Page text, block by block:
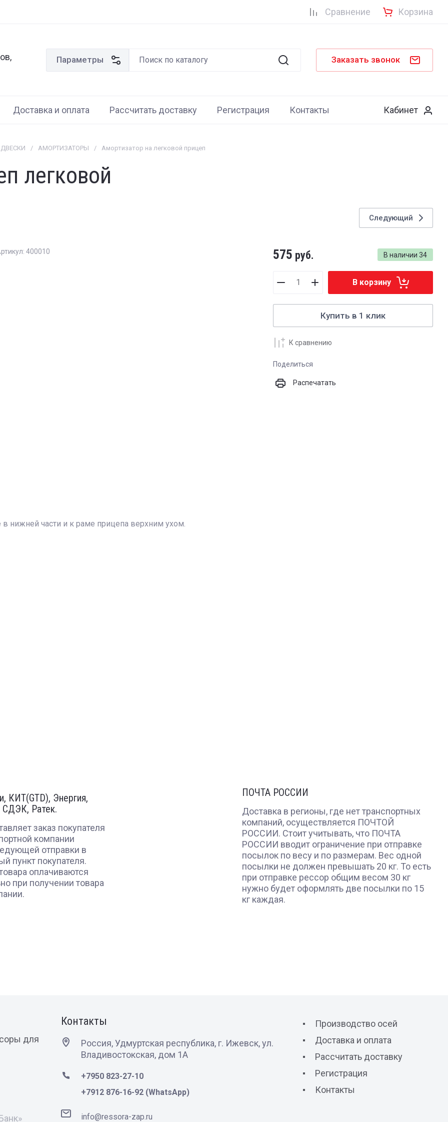
Сравнение Корзина
Параметры Заказать звонок
Доставка и оплата Рассчитать доставку Регистрация Контакты Кабинет
/ АМОРТИЗАТОРЫ / Амортизатор на легковой прицеп
легковой
Следующий
400010 В наличии 34
575 руб.
В корзину
Купить в 1 клик
К сравнению
Поделиться
Распечатать
нижней части и к раме прицепа верхним ухом.
КИТ(GTD), Энергия,
Ратек.
заказ покупателя
компании
отправки в
пункт покупателя.
оплачиваются
при получении товара
ПОЧТА РОССИИ
Доставка в регионы, где нет транспортных
компаний, осуществляется ПОЧТОЙ
РОССИИ. Стоит учитывать, что ПОЧТА
РОССИИ вводит ограничение при отправке
посылок по весу и по размерам. Вес одной
посылки не должен превышать 20 кг. То есть
при отправке рессор общим весом 30 кг
нужно будет оформлять две посылки по 15
кг каждая.
для
Контакты
Россия, Удмуртская республика, г. Ижевск, ул.
Владивостокская, дом 1А
+7950 823-27-10
+7912 876-16-92 (WhatsApp)
info@ressora-zap.ru
Производство осей
Доставка и оплата
Рассчитать доставку
Регистрация
Контакты